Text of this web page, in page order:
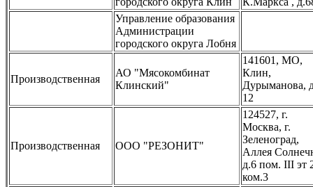
Управление образования
Администрации
городского округа Лобня
Производственная
АО "Мясокомбинат
Клинский"
141601, МО,
Клин,
Дурыманова,
12
Производственная ООО "РЕЗОНИТ"
124527, г.
Москва, г.
Зеленоград,
Аллея
д.6 пом. III эт
ком.3